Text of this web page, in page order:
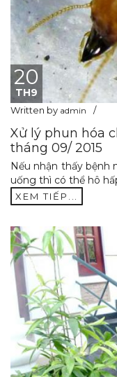
20
TH9
Written by admin
Xử lý phun hóa
tháng 09/ 2015
Nếu nhận thấy bệnh
uống thì có thể hô
XEM TIẾP...